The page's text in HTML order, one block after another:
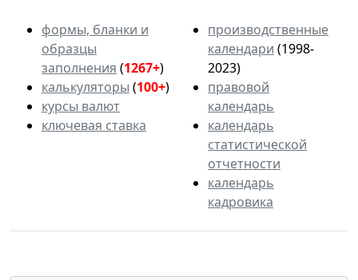
формы, бланки и
образцы
заполнения (1267+)
калькуляторы (100+)
курсы валют
ключевая ставка
производственные
календари (1998-
2023)
правовой
календарь
календарь
статистической
отчетности
календарь
кадровика